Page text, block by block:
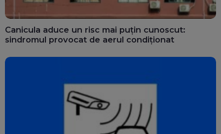
Canicula aduce un risc mai puțin cunoscut:
sindromul provocat de aerul condiționat